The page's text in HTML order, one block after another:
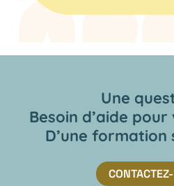
Une
Besoin d’aide
D’une formation